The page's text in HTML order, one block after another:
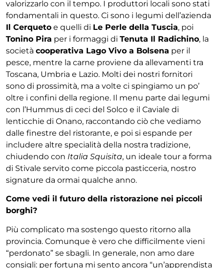
valorizzarlo con il tempo. I produttori locali sono stati
fondamentali in questo. Ci sono i legumi dell’azienda
Il Cerqueto e quelli di Le Perle della Tuscia, poi
Tonino Pira per i formaggi di Tenuta Il Radichino, la
società cooperativa Lago Vivo a Bolsena per il
pesce, mentre la carne proviene da allevamenti tra
Toscana, Umbria e Lazio. Molti dei nostri fornitori
sono di prossimità, ma a volte ci spingiamo un po’
oltre i confini della regione. Il menu parte dai legumi
con l’Hummus di ceci del Solco e il Caviale di
lenticchie di Onano, raccontando ciò che vediamo
dalle finestre del ristorante, e poi si espande per
includere altre specialità della nostra tradizione,
chiudendo con Italia Squisita, un ideale tour a forma
di Stivale servito come piccola pasticceria, nostro
signature da ormai qualche anno.
Come vedi il futuro della ristorazione nei piccoli
borghi?
Più complicato ma sostengo questo ritorno alla
provincia. Comunque è vero che difficilmente vieni
“perdonato” se sbagli. In generale, non amo dare
consigli: per fortuna mi sento ancora “un’apprendista